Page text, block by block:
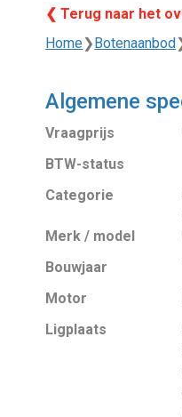
❮ Terug naar het
Home❯Botenaanbod
Algemene
Vraagprijs
BTW-status
Categorie
Merk / model
Bouwjaar
Motor
Ligplaats